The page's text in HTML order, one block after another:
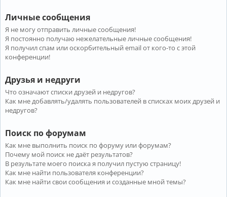
Личные сообщения
Я не могу отправить личные сообщения!
Я постоянно получаю нежелательные личные сообщения!
Я получил спам или оскорбительный email от кого-то с этой
конференции!
Друзья и недруги
Что означают списки друзей и недругов?
Как мне добавлять/удалять пользователей в списках моих друзей и
недругов?
Поиск по форумам
Как мне выполнить поиск по форуму или форумам?
Почему мой поиск не даёт результатов?
В результате моего поиска я получил пустую страницу!
Как мне найти пользователя конференции?
Как мне найти свои сообщения и созданные мной темы?